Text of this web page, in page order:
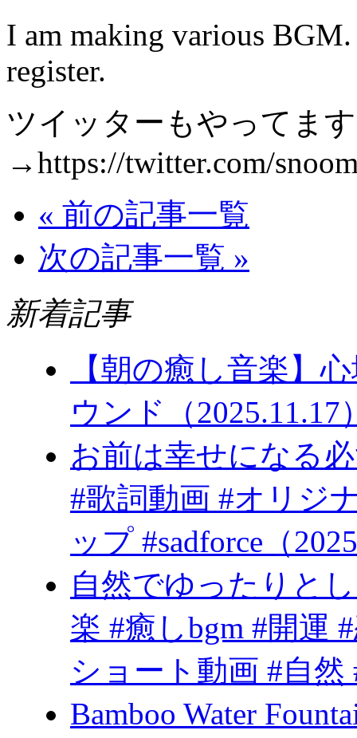
I am making various
register.
ツイッターもやってま
→https://twitter.com/
« 前の記事一覧
次の記事一覧 »
新着記事
【朝の癒し音楽】
ウンド（2025.11.17
お前は
#歌詞動画 #オリジ
ップ #sadforce（
自然でゆったりと
楽 #癒しbgm #開運
ショート動画 #自然
Bamboo Water